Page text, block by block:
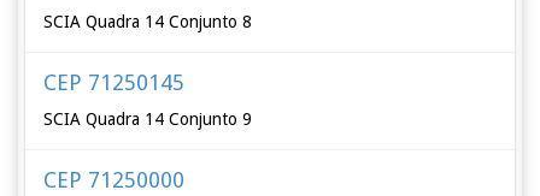
SCIA Quadra 14 Conjunto 8
CEP 71250145
SCIA Quadra 14 Conjunto 9
CEP 71250000